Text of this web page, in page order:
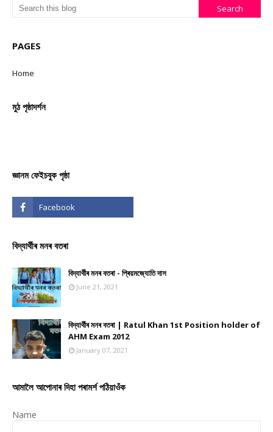
PAGES
Home
মুঠ পৃষ্ঠাদৰ্শন
জ্ঞানম ফেইচবুক পৃষ্ঠা
বিদ্যাৰ্থীৰ মনৰ বতৰা
বিদ্যাৰ্থীৰ মনৰ বতৰা - প্ৰিয়মজ্যোতি দাস
June 21, 2021
বিদ্যাৰ্থীৰ মনৰ বতৰা | Ratul Khan 1st Position holder of
AHM Exam 2012
January 07, 2021
আমালৈ আপোনাৰ দিহা পৰামৰ্শ পঠিয়াওঁক
Name